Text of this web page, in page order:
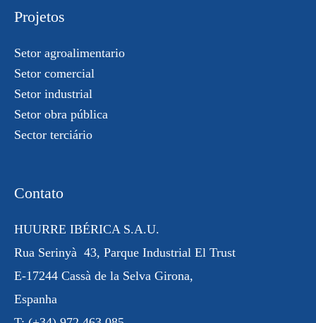
Projetos
Setor agroalimentario
Setor comercial
Setor industrial
Setor obra pública
Sector terciário
Contato
HUURRE IBÉRICA S.A.U.
Rua Serinyà 43, Parque Industrial El Trust
E-17244 Cassà de la Selva Girona,
Espanha